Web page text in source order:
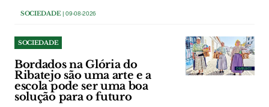
SOCIEDADE| 09-08-2026
SOCIEDADE
Bordados na Glória do
Ribatejo são uma arte e a
escola pode ser uma boa
solução para o futuro